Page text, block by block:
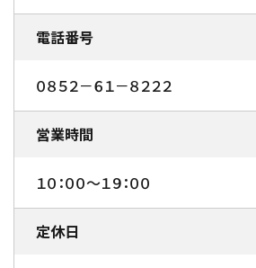
電話番号
０８５２－６１－８２２２
営業時間
１０：００～１９：００
定休日